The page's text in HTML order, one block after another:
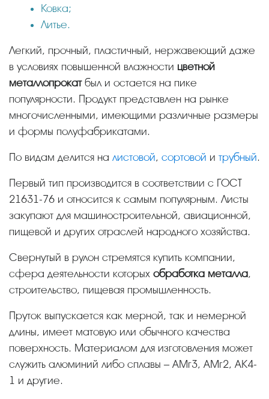
Ковка;
Литье.
Легкий, прочный, пластичный, нержавеющий даже
в условиях повышенной влажности цветной
металлопрокатбыл и остается на пике
популярности. Продукт представлен на рынке
многочисленными, имеющими различные размеры
и формы полуфабрикатами.
По видам делится на листовой, сортовой и трубный.
Первый тип производится в соответствии с ГОСТ
21631-76 и относится к самым популярным. Листы
закупают для машиностроительной, авиационной,
пищевой и других отраслей народного хозяйства.
Свернутый в рулон стремятся купить компании,
сфера деятельности которых обработка металла,
строительство, пищевая промышленность.
Пруток выпускается как мерной, так и немерной
длины, имеет матовую или обычного качества
поверхность. Материалом для изготовления может
служить алюминий либо сплавы – АМг3, АМг2, АК4-
1 и другие.